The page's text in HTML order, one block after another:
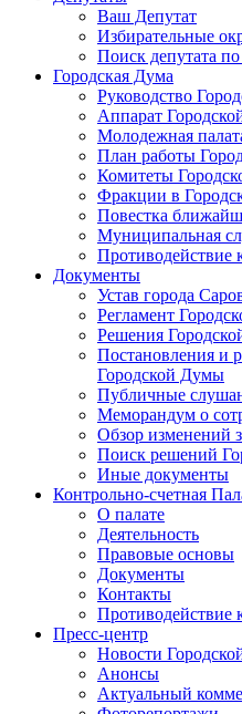
Ваш Депутат
Избирательные
Поиск депутата по
Городская Дума
Руководство
Аппарат
Молодежная
План работы
Комитеты
Фракции в
Повестка
Муниципальная
Противодействие
Документы
Устав города
Регламент
Решения
Постановления и
Городской Думы
Публичные
Меморандум о
Обзор изменений
Поиск решений
Иные документы
Контрольно-счетная
О палате
Деятельность
Правовые основы
Документы
Контакты
Противодействие
Пресс-центр
Новости
Анонсы
Актуальный